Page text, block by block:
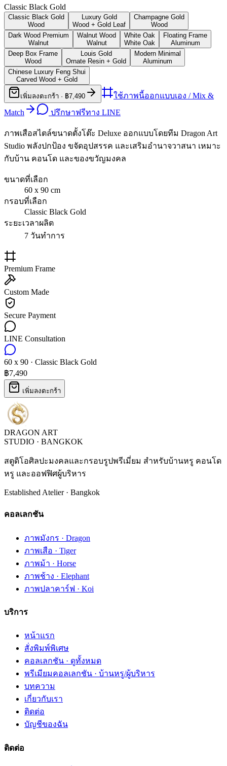
Classic Black Gold
Classic Black Gold
Wood
Luxury Gold
Wood + Gold Leaf
Champagne Gold
Wood
Dark Wood Premium
Walnut
Walnut Wood
Walnut
White Oak
White Oak
Floating Frame
Aluminum
Deep Box Frame
Wood
Louis Gold
Ornate Resin + Gold
Modern Minimal
Aluminum
Chinese Luxury Feng Shui
Carved Wood + Gold
เพิ่มลงตะกร้า · ฿7,490
ใช้ภาพนี้ออกแบบเอง / Mix &
Match
ปรึกษาฟรีทาง LINE
ภาพเสือสไตล์ขนาดตั้งโต๊ะ Deluxe ออกแบบโดยทีม Dragon Art
Studio พลังปกป้อง ขจัดอุปสรรค และเสริมอำนาจวาสนา เหมาะ
กับบ้าน คอนโด และของขวัญมงคล
ขนาดที่เลือก
60 x 90 cm
กรอบที่เลือก
Classic Black Gold
ระยะเวลาผลิต
7 วันทำการ
Premium Frame
Custom Made
Secure Payment
LINE Consultation
60 x 90 · Classic Black Gold
฿7,490
เพิ่มลงตะกร้า
DRAGON ART
STUDIO · BANGKOK
สตูดิโอศิลปะมงคลและกรอบรูปพรีเมี่ยม สำหรับบ้านหรู คอนโด
หรู และออฟฟิศผู้บริหาร
Established Atelier · Bangkok
คอลเลกชัน
ภาพมังกร · Dragon
ภาพเสือ · Tiger
ภาพม้า · Horse
ภาพช้าง · Elephant
ภาพปลาคาร์ฟ · Koi
บริการ
หน้าแรก
สั่งพิมพ์พิเศษ
คอลเลกชัน · ดูทั้งหมด
พรีเมียมคอลเลกชัน · บ้านหรู/ผู้บริหาร
บทความ
เกี่ยวกับเรา
ติดต่อ
บัญชีของฉัน
ติดต่อ